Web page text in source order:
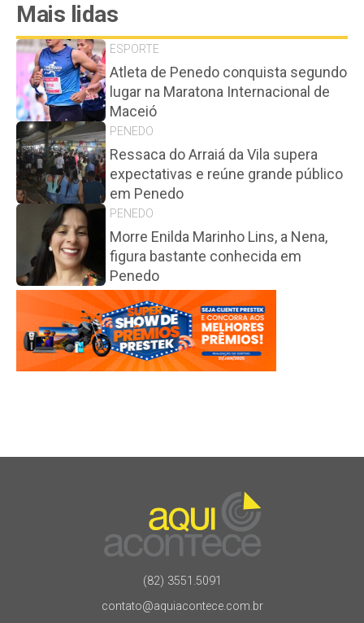
Mais lidas
ESPORTE
Atleta de Penedo conquista segundo
lugar na Maratona Internacional de
Maceió
PENEDO
Ressaca do Arraiá da Vila supera
expectativas e reúne grande público
em Penedo
PENEDO
Morre Enilda Marinho Lins, a Nena,
figura bastante conhecida em
Penedo
(82) 3551.5091
contato@aquiacontece.com.br